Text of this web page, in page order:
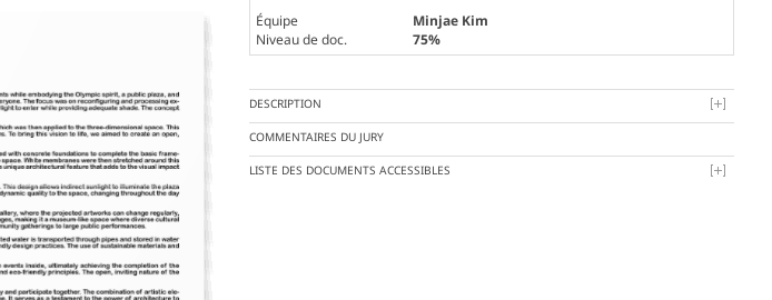
Équipe
Minjae Kim
Niveau de doc.
75%
DESCRIPTION
COMMENTAIRES DU JURY
LISTE DES DOCUMENTS ACCESSIBLES